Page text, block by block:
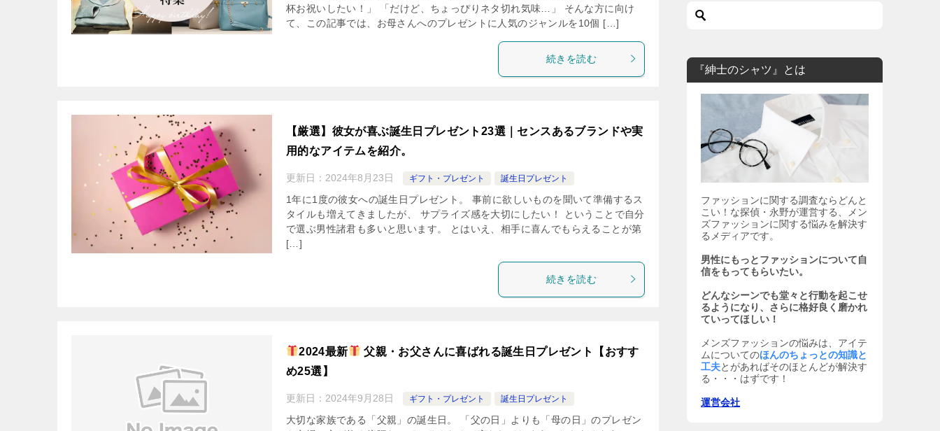
杯お祝いしたい！」 「だけど、ちょっぴりネタ切れ気味…」 そんな方に向け
て、この記事では、お母さんへのプレゼントに人気のジャンルを10個 […]
続きを読む
【厳選】彼女が喜ぶ誕生日プレゼント23選｜センスあるブランドや実
用的なアイテムを紹介。
更新日： 2024年8月23日 ギフト・プレゼント 誕生日プレゼント
1年に1度の彼女への誕生日プレゼント。 事前に欲しいものを聞いて準備するス
タイルも増えてきましたが、 サプライズ感を大切にしたい！ ということで自分
で選ぶ男性諸君も多いと思います。 とはいえ、相手に喜んでもらえることが第
[…]
続きを読む
2024最新
父親・お父さんに喜ばれる誕生日プレゼント【おすす
め25選】
更新日： 2024年9月28日 ギフト・プレゼント 誕生日プレゼント
大切な家族である「父親」の誕生日。 「父の日」よりも「母の日」のプレゼン
『紳士のシャツ』とは
ファッションに関する調査ならどんと
こい！な探偵・永野が運営する、メン
ズファッションに関する悩みを解決す
るメディアです。
男性にもっとファッションについて自
信をもってもらいたい。
どんなシーンでも堂々と行動を起こせ
るようになり、さらに格好良く磨かれ
ていってほしい！
メンズファッションの悩みは、アイテ
ムについてのほんのちょっとの知識と
工夫とがあればそのほとんどが解決す
る・・・はずです！
運営会社